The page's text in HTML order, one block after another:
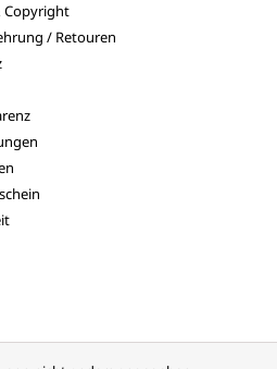
Copyright
/ Retouren